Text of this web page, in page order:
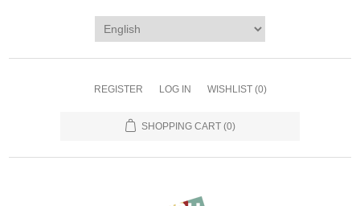
REGISTER LOG IN WISHLIST (0)
SHOPPING CART (0)